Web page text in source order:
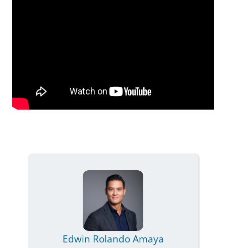
Edwin Rolando Amaya